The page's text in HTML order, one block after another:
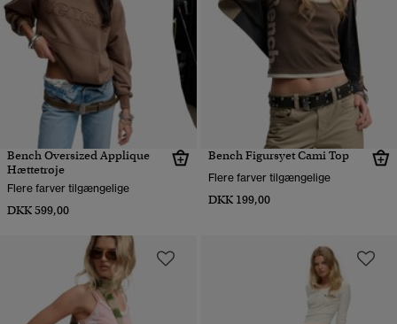
Bench Oversized Applique
Hættetrøje
Flere farver tilgængelige
DKK 599,00
Bench Figursyet Cami Top
Flere farver tilgængelige
DKK 199,00